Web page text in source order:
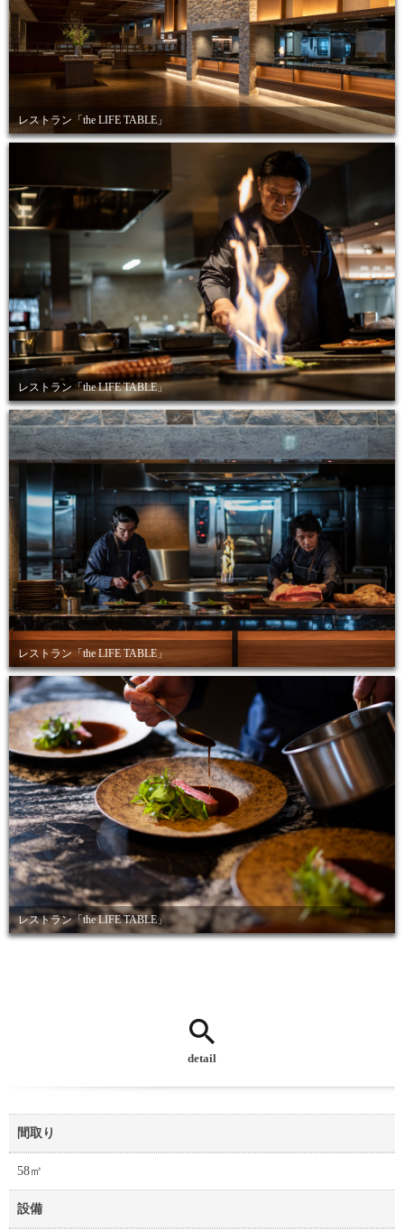
レストラン「the LIFE TABLE」
レストラン「the LIFE TABLE」
レストラン「the LIFE TABLE」
レストラン「the LIFE TABLE」
detail
間取り
58㎡
設備